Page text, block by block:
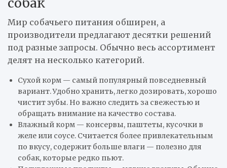
Мир собачьего питания обширен, а
производители предлагают десятки решений
под разные запросы. Обычно весь ассортимент
делят на несколько категорий.
Сухой корм — самый популярный повседневный
вариант. Удобно хранить, легко дозировать, хорошо
чистит зубы. Но важно следить за свежестью и
обращать внимание на качество состава.
Влажный корм — консервы, паштеты, кусочки в
желе или соусе. Считается более привлекательным
по вкусу, содержит больше влаги — полезно для
собак, которые редко пьют.